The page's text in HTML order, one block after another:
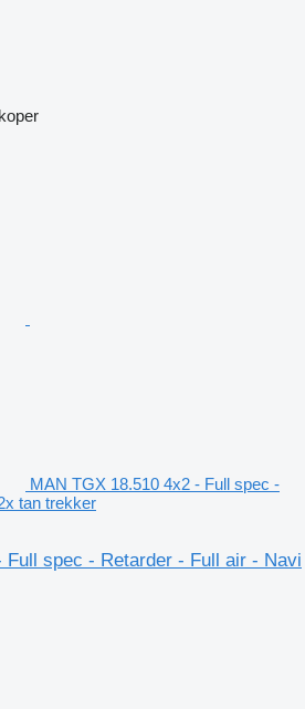
MAN TGX 18.510 4x2 - Full spec -
tan trekker
Full spec - Retarder - Full air - Navi